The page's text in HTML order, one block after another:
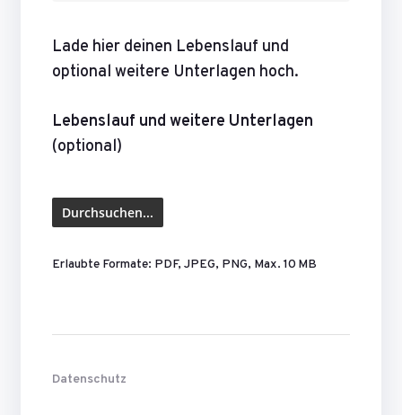
Lade hier deinen Lebenslauf und
optional weitere Unterlagen hoch.
Lebenslauf und weitere Unterlagen
(optional)
Erlaubte Formate: PDF, JPEG, PNG, Max. 10 MB
Datenschutz